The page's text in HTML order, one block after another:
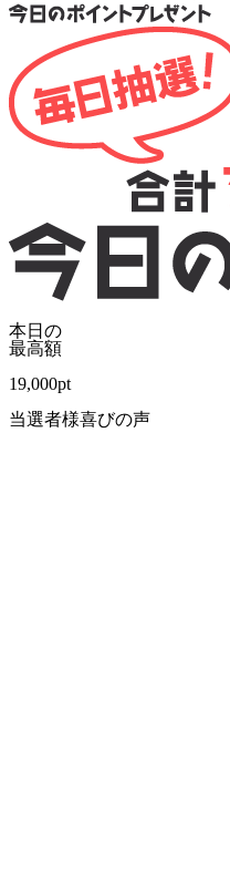
本日の
最高額
19,000pt
当選者様喜びの声